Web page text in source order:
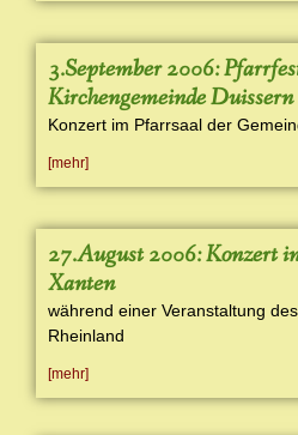
3.September 2006:
Kirchengemeinde Duissern
Konzert im Pfarrsaal der
[mehr]
27.August 2006: Konzert
Xanten
während einer Veranstaltung
Rheinland
[mehr]